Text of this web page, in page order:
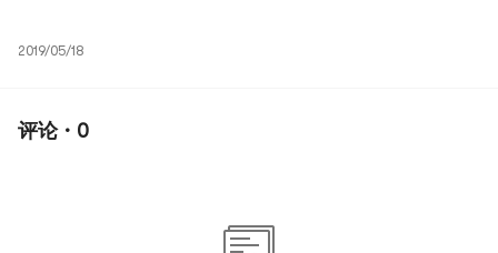
2019/05/18
评论 · 0